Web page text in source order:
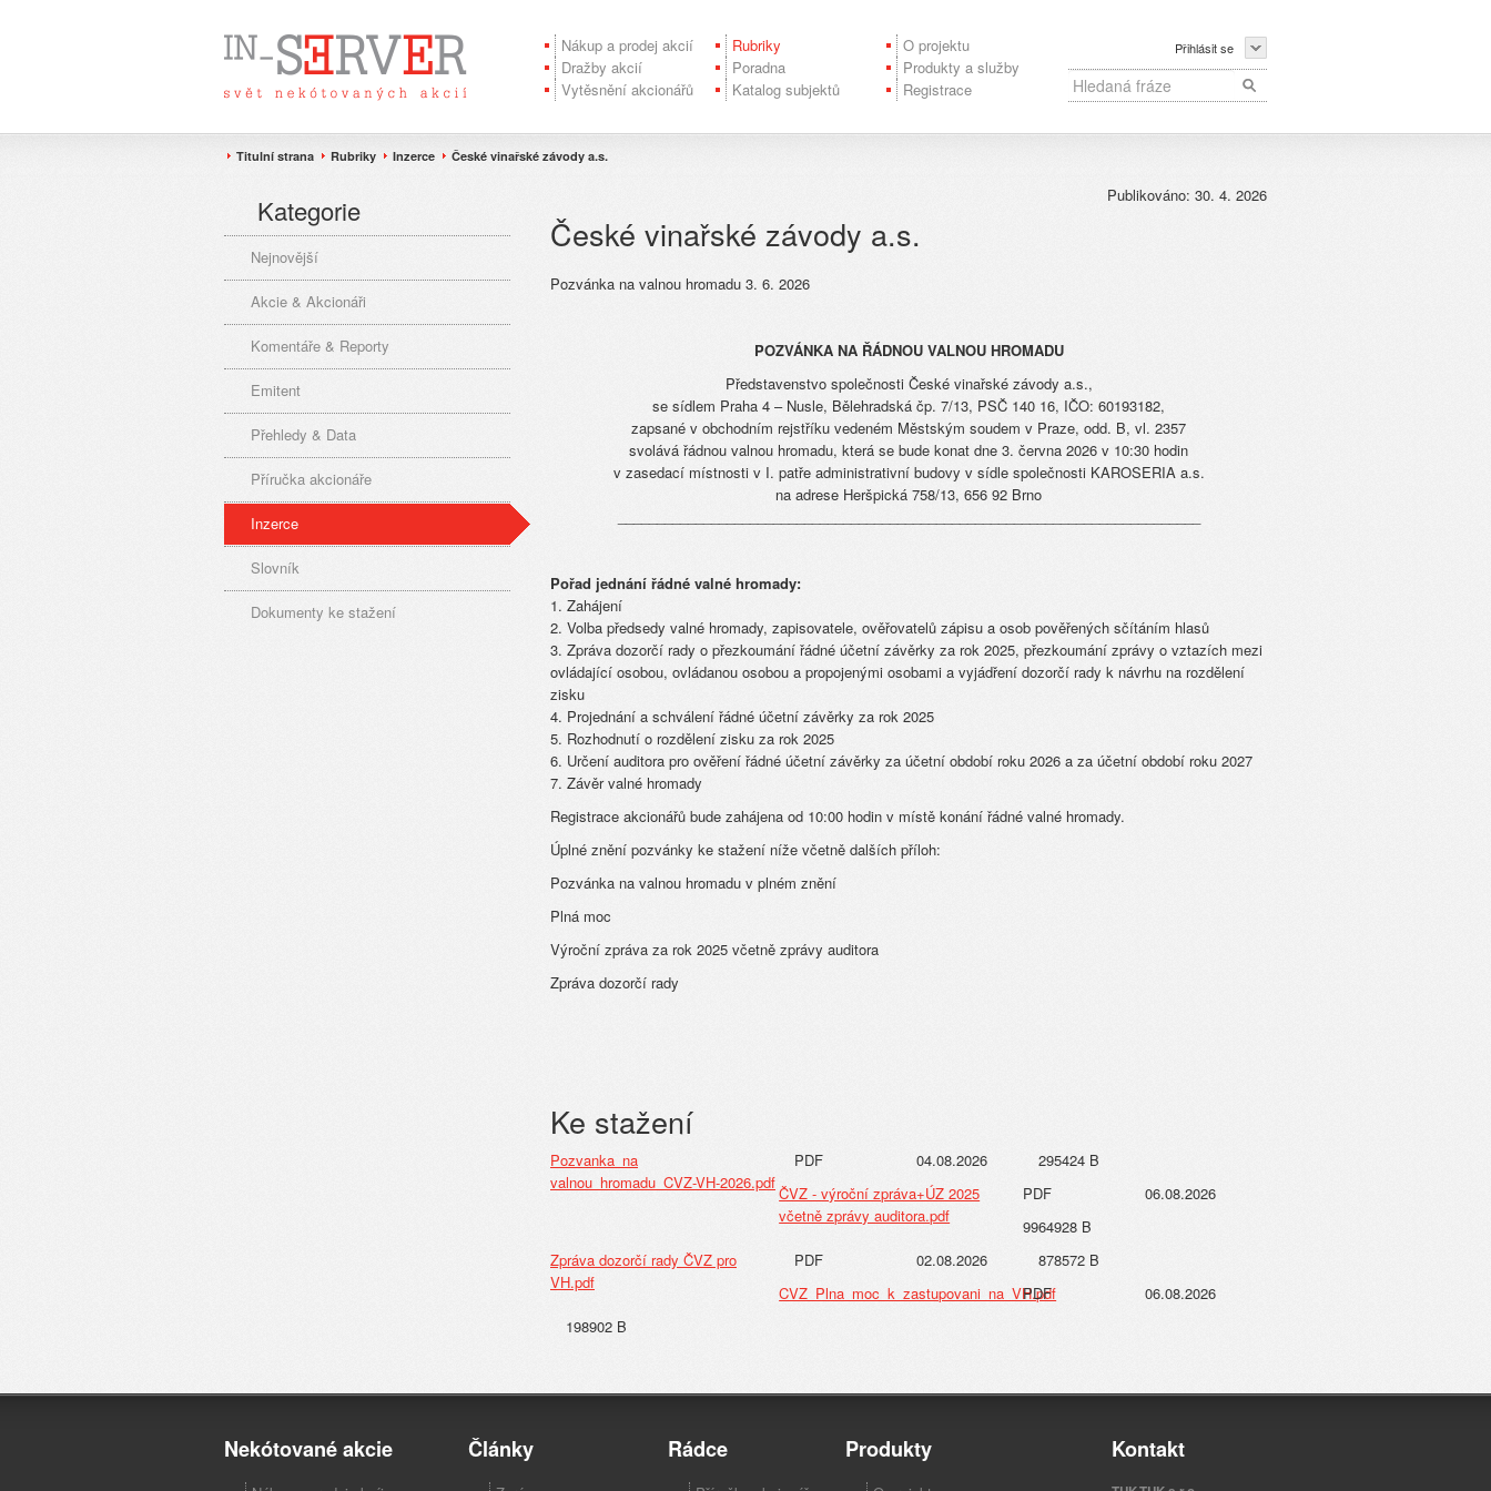
Nákup a prodej akcií
Dražby akcií
Vytěsnění akcionářů
Rubriky
Poradna
Katalog subjektů
O projektu
Produkty a služby
Registrace
Přihlásit se
Titulní strana Rubriky Inzerce České vinařské závody a.s.
Publikováno: 30. 4. 2026
České vinařské závody a.s.
Pozvánka na valnou hromadu 3. 6. 2026
POZVÁNKA NA ŘÁDNOU VALNOU HROMADU
Představenstvo společnosti České vinařské závody a.s.,
se sídlem Praha 4 – Nusle, Bělehradská čp. 7/13, PSČ 140 16, IČO: 60193182,
zapsané v obchodním rejstříku vedeném Městským soudem v Praze, odd. B, vl. 2357
svolává řádnou valnou hromadu, která se bude konat dne 3. června 2026 v 10:30 hodin
v zasedací místnosti v I. patře administrativní budovy v sídle společnosti KAROSERIA a.s.
na adrese Heršpická 758/13, 656 92 Brno
Pořad jednání řádné valné hromady:
1. Zahájení
2. Volba předsedy valné hromady, zapisovatele, ověřovatelů zápisu a osob pověřených sčítáním hlasů
3. Zpráva dozorčí rady o přezkoumání řádné účetní závěrky za rok 2025, přezkoumání zprávy o vztazích mezi
ovládající osobou, ovládanou osobou a propojenými osobami a vyjádření dozorčí rady k návrhu na rozdělení
zisku
4. Projednání a schválení řádné účetní závěrky za rok 2025
5. Rozhodnutí o rozdělení zisku za rok 2025
6. Určení auditora pro ověření řádné účetní závěrky za účetní období roku 2026 a za účetní období roku 2027
7. Závěr valné hromady
Registrace akcionářů bude zahájena od 10:00 hodin v místě konání řádné valné hromady.
Úplné znění pozvánky ke stažení níže včetně dalších příloh:
Pozvánka na valnou hromadu v plném znění
Plná moc
Výroční zpráva za rok 2025 včetně zprávy auditora
Zpráva dozorčí rady
Ke stažení
Pozvanka_na
valnou_hromadu_CVZ-VH-2026.pdf
PDF 04.08.2026
295424 B
ČVZ - výroční zpráva+ÚZ 2025
včetně zprávy auditora.pdf
PDF
06.08.2026
9964928 B
Zpráva dozorčí rady ČVZ pro
VH.pdf
PDF 02.08.2026
878572 B
CVZ_Plna_moc_k_zastupovani_na_VH.pdf
PDF
06.08.2026
198902 B
Kategorie
Nejnovější
Akcie & Akcionáři
Komentáře & Reporty
Emitent
Přehledy & Data
Příručka akcionáře
Inzerce
Slovník
Dokumenty ke stažení
Nekótované akcie Články Rádce Produkty Kontakt